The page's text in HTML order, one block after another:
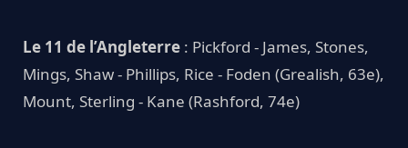
Le 11 de l’Angleterre : Pickford - James, Stones,
Mings, Shaw - Phillips, Rice - Foden (Grealish, 63e),
Mount, Sterling - Kane (Rashford, 74e)